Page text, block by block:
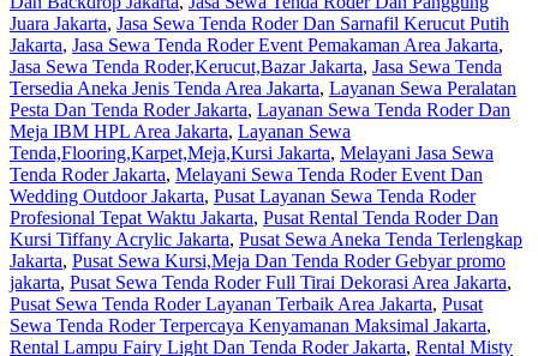
Juara Jakarta, Jasa Sewa Tenda Roder Dan Sarnafil Kerucut Putih
Jakarta, Jasa Sewa Tenda Roder Event Pemakaman Area Jakarta,
Jasa Sewa Tenda Roder,Kerucut,Bazar Jakarta, Jasa Sewa Tenda
Tersedia Aneka Jenis Tenda Area Jakarta, Layanan Sewa Peralatan
Pesta Dan Tenda Roder Jakarta, Layanan Sewa Tenda Roder Dan
Meja IBM HPL Area Jakarta, Layanan Sewa
Tenda,Flooring,Karpet,Meja,Kursi Jakarta, Melayani Jasa Sewa
Tenda Roder Jakarta, Melayani Sewa Tenda Roder Event Dan
Wedding Outdoor Jakarta, Pusat Layanan Sewa Tenda Roder
Profesional Tepat Waktu Jakarta, Pusat Rental Tenda Roder Dan
Kursi Tiffany Acrylic Jakarta, Pusat Sewa Aneka Tenda Terlengkap
Jakarta, Pusat Sewa Kursi,Meja Dan Tenda Roder Gebyar promo
jakarta, Pusat Sewa Tenda Roder Full Tirai Dekorasi Area Jakarta,
Pusat Sewa Tenda Roder Layanan Terbaik Area Jakarta, Pusat
Sewa Tenda Roder Terpercaya Kenyamanan Maksimal Jakarta,
Rental Lampu Fairy Light Dan Tenda Roder Jakarta, Rental Misty